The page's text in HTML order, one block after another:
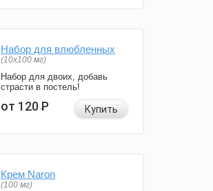
Набор для влюбленных
(10х100 мг)
Набор для двоих, добавь
страсти в постель!
от 120Р Купить
Крем Naron
(100 мг)